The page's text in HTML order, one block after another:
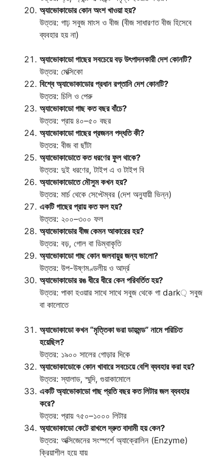
অ্যাভোকাডোর কোন অংশ খাওয়া হয়?
উত্তর: গাঢ় সবুজ মাংস ও বীজ (বীজ সাধারণত বীজ হিসেবে
ব্যবহার হয় না)
অ্যাভোকাডো গাছের সবচেয়ে বড় উৎপাদনকারী দেশ কোনটি?
উত্তর: মেক্সিকো
বিশ্বে অ্যাভোকাডোর প্রধান রপ্তানি দেশ কোনটি?
উত্তর: চিলি ও পেরু
অ্যাভোকাডো গাছ কত বছর বাঁচে?
উত্তর: প্রায় ৪০–৫০ বছর
অ্যাভোকাডো গাছের প্রজনন পদ্ধতি কী?
উত্তর: বীজ বা ছাঁটা
অ্যাভোকাডোতে কত ধরণের ফুল থাকে?
উত্তর: দুই ধরণের, টাইপ এ ও টাইপ বি
অ্যাভোকাডোতে মৌসুম কখন হয়?
উত্তর: মার্চ থেকে সেপ্টেম্বর (দেশ অনুযায়ী ভিন্ন)
একটি গাছের প্রায় কত ফল হয়?
উত্তর: ২০০–৩০০ ফল
অ্যাভোকাডোর বীজ কেমন আকারের হয়?
উত্তর: বড়, গোল বা ডিম্বাকৃতি
অ্যাভোকাডো গাছ কোন জলবায়ুর জন্য ভালো?
উত্তর: উপ-উষ্ণমণ্ডলীয় ও আর্দ্র
অ্যাভোকাডোর রঙ ধীরে ধীরে কেন পরিবর্তিত হয়?
উত্তর: পাকা হওয়ার সাথে সাথে সবুজ থেকে গা dark় সবুজ
বা কালোতে
অ্যাভোকাডো কখন “মৃত্তিকা ভরা ডায়মন্ড” নামে পরিচিত
হয়েছিল?
উত্তর: ১৯০০ সালের গোড়ার দিকে
অ্যাভোকাডোকে কোন খাবারে সবচেয়ে বেশি ব্যবহার করা হয়?
উত্তর: স্যালাড, স্মুদি, গুয়াকামোলে
একটি অ্যাভোকাডো গাছ প্রতি বছর কত লিটার জল ব্যবহার
করে?
উত্তর: প্রায় ৭৫০–১০০০ লিটার
অ্যাভোকাডো কেটে রাখলে দ্রুত বাদামী হয় কেন?
উত্তর: অক্সিজেনের সংস্পর্শে অ্যাক্রোলিন (Enzyme)
ক্রিয়াশীল হয়ে যায়